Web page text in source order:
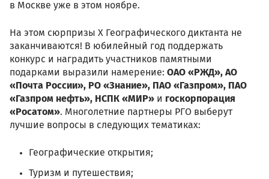
в Москве уже в этом ноябре.
На этом сюрпризы X Географического диктанта не
заканчиваются! В юбилейный год поддержать
конкурс и наградить участников памятными
подарками выразили намерение: ОАО «РЖД», АО
«Почта России», РО «Знание», ПАО «Газпром», ПАО
«Газпром нефть», НСПК «МИР» и госкорпорация
«Росатом». Многолетние партнеры РГО выберут
лучшие вопросы в следующих тематиках:
Географические открытия;
Туризм и путешествия;